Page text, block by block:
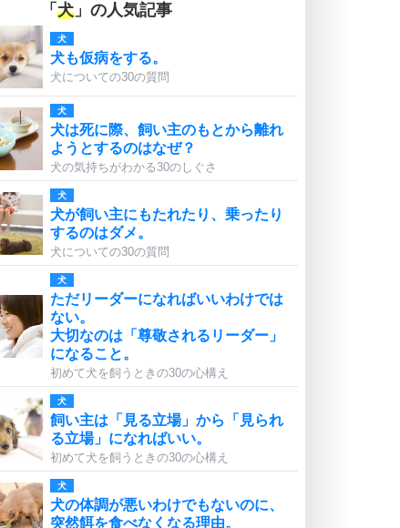
「 犬 」の人気記事
犬
犬も仮病をする。
犬についての30の質問
犬
犬は死に際、飼い主のもとから離れ
ようとするのはなぜ？
犬の気持ちがわかる30のしぐさ
犬
犬が飼い主にもたれたり、乗ったり
するのはダメ。
犬についての30の質問
犬
ただリーダーになればいいわけでは
ない。
大切なのは「尊敬されるリーダー」
になること。
初めて犬を飼うときの30の心構え
犬
飼い主は「見る立場」から「見られ
る立場」になればいい。
初めて犬を飼うときの30の心構え
犬
犬の体調が悪いわけでもないのに、
突然餌を食べなくなる理由。